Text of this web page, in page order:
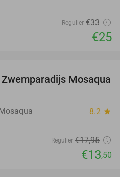
Regulier €33
€25
25%
Mosaqua
8.2 star
Regulier €17,95
€13,50